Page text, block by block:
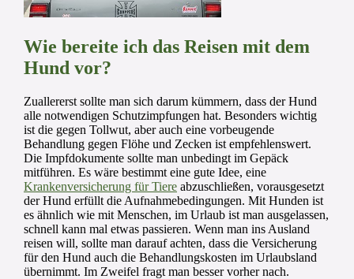
Wie bereite ich das Reisen mit dem
Hund vor?
Zuallererst sollte man sich darum kümmern, dass der Hund
alle notwendigen Schutzimpfungen hat. Besonders wichtig
ist die gegen Tollwut, aber auch eine vorbeugende
Behandlung gegen Flöhe und Zecken ist empfehlenswert.
Die Impfdokumente sollte man unbedingt im Gepäck
mitführen. Es wäre bestimmt eine gute Idee, eine
Krankenversicherung für Tiere abzuschließen, vorausgesetzt
der Hund erfüllt die Aufnahmebedingungen. Mit Hunden ist
es ähnlich wie mit Menschen, im Urlaub ist man ausgelassen,
schnell kann mal etwas passieren. Wenn man ins Ausland
reisen will, sollte man darauf achten, dass die Versicherung
für den Hund auch die Behandlungskosten im Urlaubsland
übernimmt. Im Zweifel fragt man besser vorher nach.